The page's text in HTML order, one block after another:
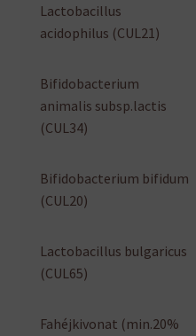
Lactobacillus
acidophilus (CUL21)
Bifidobacterium
animalis subsp.lactis
(CUL34)
Bifidobacterium bifidum
(CUL20)
Lactobacillus bulgaricus
(CUL65)
Fahéjkivonat (min.20%